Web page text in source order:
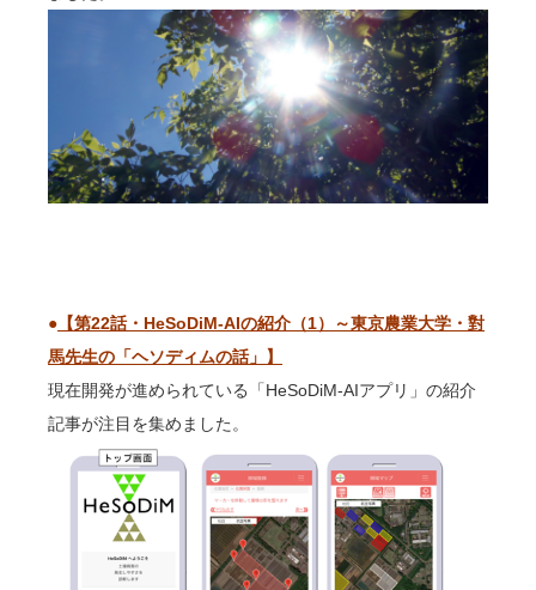
● 【第22話・HeSoDiM-AIの紹介（1）～東京農業大学・對
馬先生の「ヘソディムの話」】
現在開発が進められている「HeSoDiM-AIアプリ」の紹介
記事が注目を集めました。